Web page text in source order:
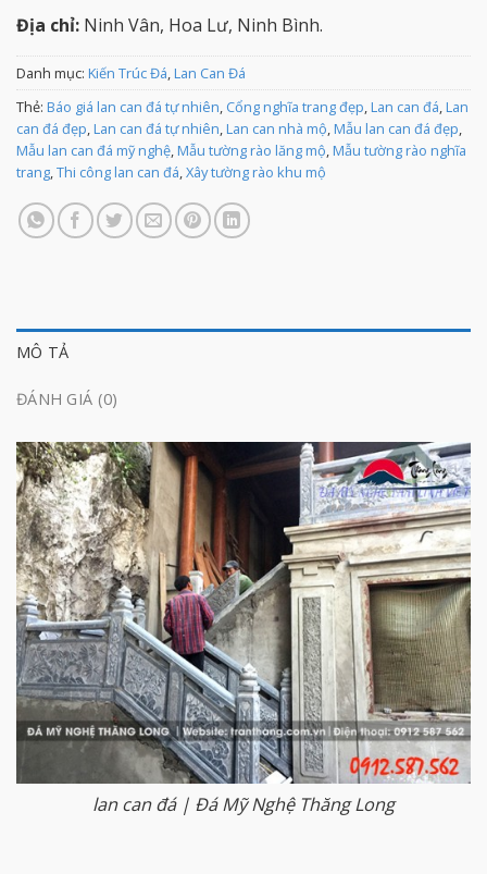
Địa chỉ: Ninh Vân, Hoa Lư, Ninh Bình.
Danh mục: Kiến Trúc Đá,Lan Can Đá
Thẻ: Báo giá lan can đá tự nhiên, Cổng nghĩa trang đẹp,Lan can đá,Lan
can đá đẹp,Lan can đá tự nhiên,Lan can nhà mộ,Mẫu lan can đá đẹp,
Mẫu lan can đá mỹ nghệ,Mẫu tường rào lăng mộ,Mẫu tường rào nghĩa
trang,Thi công lan can đá,Xây tường rào khu mộ
MÔ TẢ
ĐÁNH GIÁ (0)
lan can đá | Đá Mỹ Nghệ Thăng Long